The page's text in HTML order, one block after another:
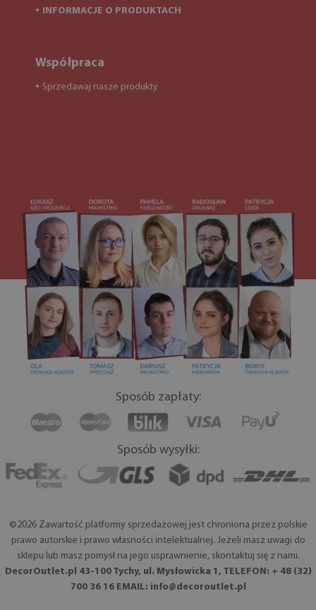
● INFORMACJE O PRODUKTACH
Współpraca
● Sprzedawaj nasze produkty
Sposób zapłaty:
Sposób wysyłki:
©2026 Zawartość platformy sprzedażowej jest chroniona przez polskie
prawo autorskie i prawo własności intelektualnej. Jeżeli masz uwagi do
sklepu lub masz pomysł na jego usprawnienie, skontaktuj się z nami.
DecorOutlet.pl 43-100 Tychy, ul. Mysłowicka 1, TELEFON: + 48 (32)
700 36 16 EMAIL: info@decoroutlet.pl